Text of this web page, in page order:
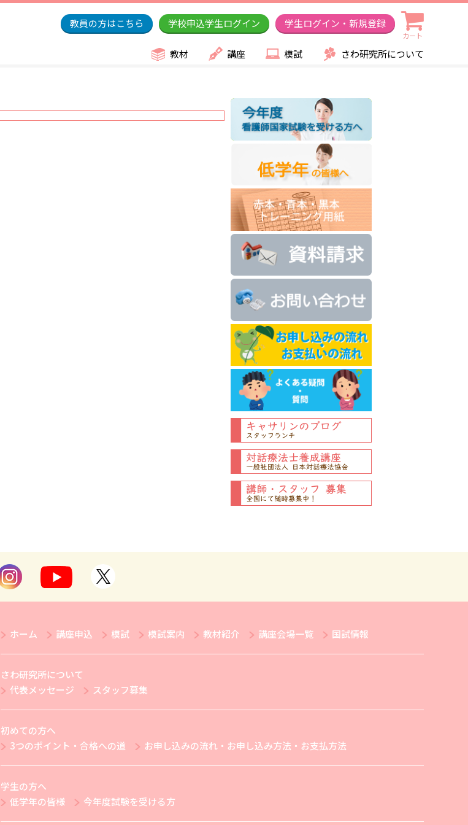
教員の方はこちら 学校申込学生ログイン 学生ログイン・新規登録
カート
教材 講座 模試 さわ研究所について
ホーム 講座申込 模試 模試案内 教材紹介 講座会場一覧 国試情報
さわ研究所について
代表メッセージ
スタッフ募集
初めての方へ
3つのポイント・合格への道
お申し込みの流れ・お申し込み方法・お支払方法
学生の方へ
低学年の皆様
今年度試験を受ける方